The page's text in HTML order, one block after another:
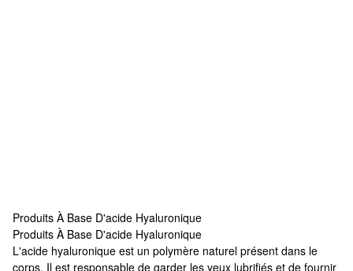
Produits À Base D'acide Hyaluronique
Produits À Base D'acide Hyaluronique
Produits À Base D'acide Hyaluronique
L'acide hyaluronique est un polymère naturel présent dans le
corps. Il est responsable de garder les yeux lubrifiés et de fournir